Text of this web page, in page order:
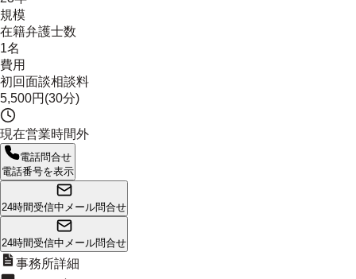
規模
在籍弁護士数
1名
費用
初回面談相談料
5,500円(30分)
現在営業時間外
電話問合せ
電話番号を表示
24時間受信中 メール問合せ
24時間受信中 メール問合せ
事務所詳細